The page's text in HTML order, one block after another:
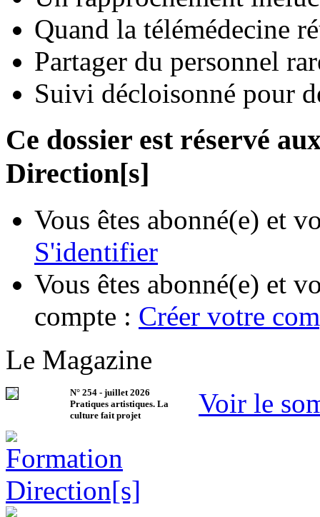
Quand la télémédecine
Partager du personnel
Suivi décloisonné pour
Ce dossier est réservé
Direction[s]
Vous êtes abonné(e) et
S'identifier
Vous êtes abonné(e) et
compte : Créer votre
Le Magazine
N° 254 - juillet 2026
Pratiques artistiques. La
culture fait projet
Voir le